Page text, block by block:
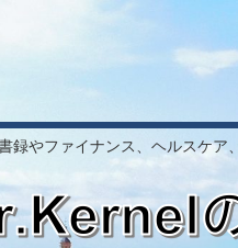
録やファイナンス、ヘルスケア